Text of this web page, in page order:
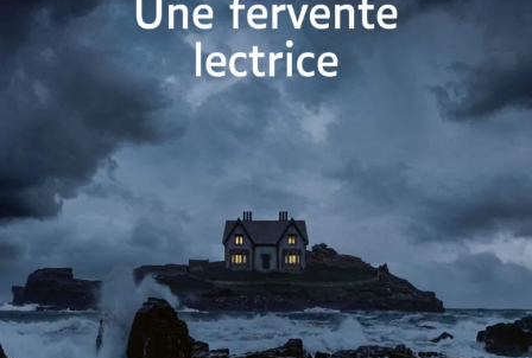
Une fervente lectrice
Daniel Cario
30€